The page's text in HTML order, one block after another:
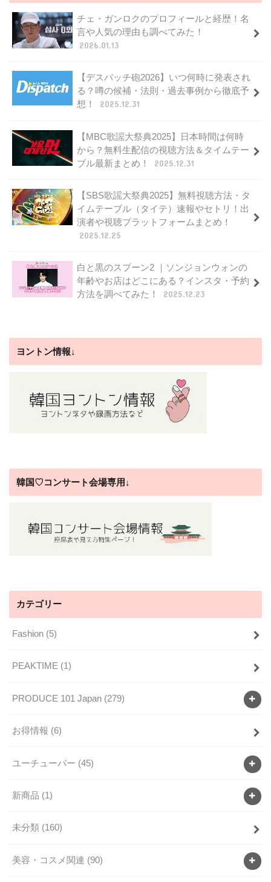
チェ・ガンロクのプロフィールと経歴！名
言や人気の理由も調べてみた！
2026.01.13
【デスパッチ砲2026】いつ何時に発表され
る？噂の候補・法則・過去事例から徹底予
想！
2025.12.31
【MBC歌謡大祭典2025】日本時間は何時
から？無料生配信の視聴方法＆タイムテー
ブル最新まとめ！
2025.12.31
【SBS歌謡大祭典2025】無料視聴方法・タ
イムテーブル（タイテ）速報やセトリ！出
演者や視聴プラットフォームまとめ！
2025.12.25
白と黒のスプーン2 ｜ソンジョンウォンの
年齢やお店はどこにある？インスタ・予約
方法を調べてみた！
2025.12.23
ヨントン情報↓
韓国♡コンサート会場専用↓
カテゴリー
Fashion (5)
PEAKTIME (1)
PRODUCE 101 Japan (279)
お得情報 (6)
ユーチューバー (45)
新商品 (1)
未分類 (160)
美容・コスメ関連 (90)